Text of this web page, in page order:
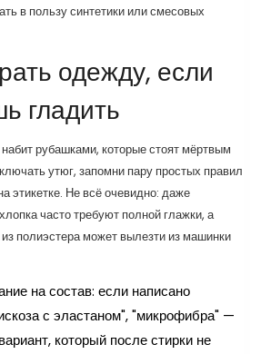
в пользу синтетики или смесовых
одежду, если
гладить
рубашками, которые стоят мёртвым
утюг, запомни пару простых правил
этикетке. Не всё очевидно: даже
часто требуют полной глажки, а
полиэстера может вылезти из машинки
на состав: если написано
с эластаном", "микрофибра" —
который после стирки не